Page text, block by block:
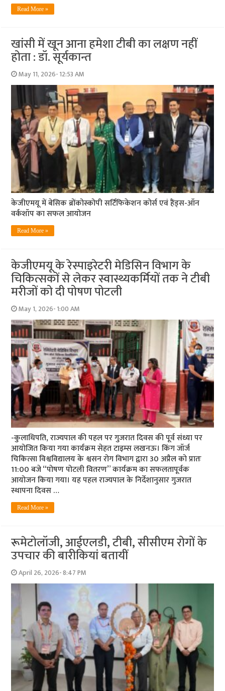
Read More »
खांसी में खून आना हमेशा टीबी का लक्षण नहीं
होता : डॉ. सूर्यकान्त
May 11, 2026- 12:53 AM
केजीएमयू में बेसिक ब्रोंकोस्कोपी सर्टिफिकेशन कोर्स एवं हैंड्स-ऑन
वर्कशॉप का सफल आयोजन
Read More »
केजीएमयू के रेस्पाइरेटरी मेडिसिन विभाग के
चिकित्सकों से लेकर स्वास्थ्यकर्मियों तक ने टीबी
मरीजों को दी पोषण पोटली
May 1, 2026- 1:00 AM
-कुलाधिपति, राज्यपाल की पहल पर गुजरात दिवस की पूर्व संध्या पर
आयोजित किया गया कार्यक्रम सेहत टाइम्स लखनऊ। किंग जॉर्ज
चिकित्सा विश्वविद्यालय के श्वसन रोग विभाग द्वारा 30 अप्रैल को प्रातः
11:00 बजे “पोषण पोटली वितरण” कार्यक्रम का सफलतापूर्वक
आयोजन किया गया। यह पहल राज्यपाल के निर्देशानुसार गुजरात
स्थापना दिवस …
Read More »
रूमेटोलॉजी, आईएलडी, टीबी, सीसीएम रोगों के
उपचार की बारीकियां बतायीं
April 26, 2026- 8:47 PM